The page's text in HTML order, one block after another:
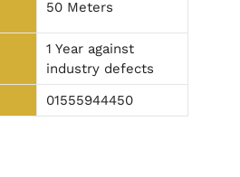
50 Meters
1 Year against
industry defects
01555944450